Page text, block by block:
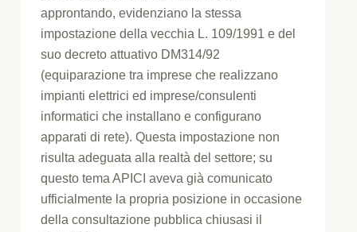
approntando, evidenziano la stessa
impostazione della vecchia L. 109/1991 e del
suo decreto attuativo DM314/92
(equiparazione tra imprese che realizzano
impianti elettrici ed imprese/consulenti
informatici che installano e configurano
apparati di rete). Questa impostazione non
risulta adeguata alla realtà del settore; su
questo tema APICI aveva già comunicato
ufficialmente la propria posizione in occasione
della consultazione pubblica chiusasi il